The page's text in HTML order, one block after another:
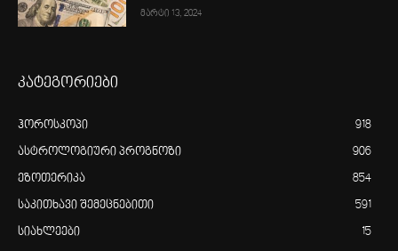
მარტი 13, 2024
კატეგორიები
ჰოროსკოპი 918
ასტროლოგიური პროგნოზი 906
ეზოთერიკა 854
საკითხავი შემეცნებითი 591
სიახლეები 15